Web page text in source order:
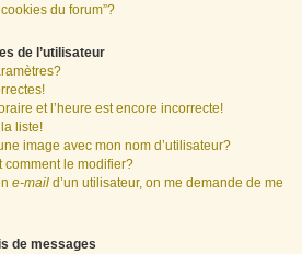
du forum”?
de l’utilisateur
et l’heure est encore incorrecte!
liste!
image avec mon nom d’utilisateur?
comment le modifier?
e-mail d’un utilisateur, on me demande de me
de messages